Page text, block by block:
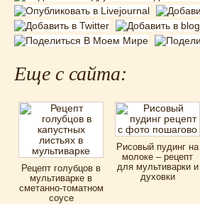
Еще с сайта:
Рецепт голубцов в
мультиварке в
сметанно-томатном
соусе
Рисовый пудинг на
молоке – рецепт
для мультиварки и
духовки